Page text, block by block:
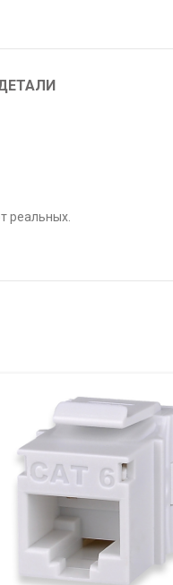
реальных.